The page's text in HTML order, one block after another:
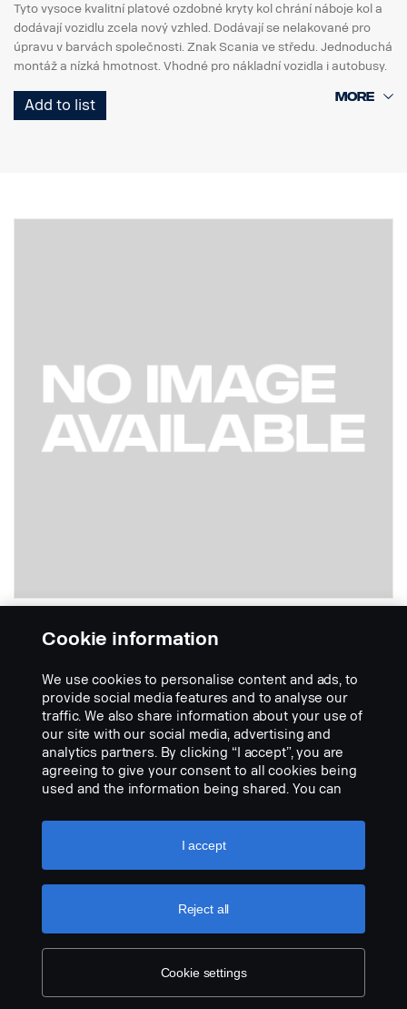
Tyto vysoce kvalitní platové ozdobné kryty kol chrání náboje kol a
dodávají vozidlu zcela nový vzhled. Dodávají se nelakované pro
úpravu v barvách společnosti. Znak Scania ve středu. Jednoduchá
montáž a nízká hmotnost. Vhodné pro nákladní vozidla i autobusy.
Add to list
Nelakované, poháněná náprava
Part Description:
Tyto vysoce kvalitní platové ozdobné kryty kol chrání náboje kol a
dodávají vozidlu zcela nový vzhled. Dodávají se nelakované pro
úpravu v barvách společnosti. Znak Scania ve středu. Jednoduchá
montáž a nízká hmotnost. Vhodné pro nákladní vozidla i autobusy.
Prodává se samostatně.
PRIVACY STATEMENT
Cookie information
We use cookies to personalise content and ads, to
provide social media features and to analyse our
traffic. We also share information about your use of
our site with our social media, advertising and
analytics partners. By clicking “I accept”, you are
agreeing to give your consent to all cookies being
used and the information being shared. You can
settings” and selecting the categories you’d like to
accept. For a more detailed explanation of how we
Cookie settings
Reject all
I accept